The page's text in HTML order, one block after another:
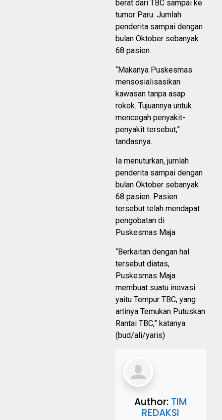
berat dari TBC sampai ke
tumor Paru. Jumlah
penderita sampai dengan
bulan Oktober sebanyak
68 pasien.
“Makanya Puskesmas
mensosialisasikan
kawasan tanpa asap
rokok. Tujuannya untuk
mencegah penyakit-
penyakit tersebut,”
tandasnya.
Ia menuturkan, jumlah
penderita sampai dengan
bulan Oktober sebanyak
68 pasien. Pasien
tersebut telah mendapat
pengobatan di
Puskesmas Maja.
“Berkaitan dengan hal
tersebut diatas,
Puskesmas Maja
membuat suatu inovasi
yaitu Tempur TBC, yang
artinya Temukan Putuskan
Rantai TBC,” katanya.
(bud/ali/yaris)
Author: TIM
REDAKSI